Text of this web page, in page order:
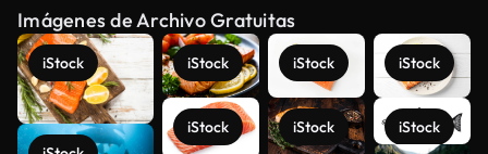
Imágenes de Archivo Gratuitas
iStock iStock
iStock
iStock
iStock
iStock
iStock